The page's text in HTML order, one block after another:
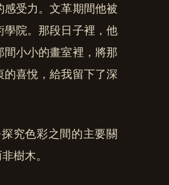
受力。文革期間他被
院。那段日子裡，他
小小的畫室裡，將那
喜悅，給我留下了深
究色彩之間的主要關
樹木。